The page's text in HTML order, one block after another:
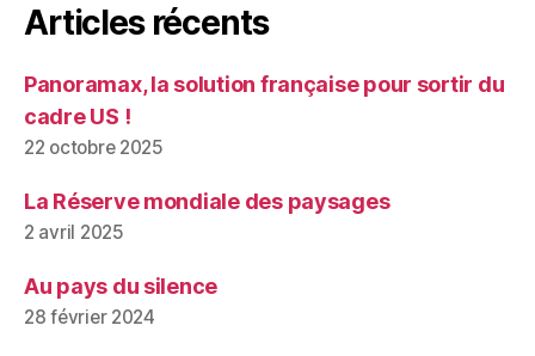
Articles récents
Panoramax, la solution française pour sortir du
cadre US !
22 octobre 2025
La Réserve mondiale des paysages
2 avril 2025
Au pays du silence
28 février 2024